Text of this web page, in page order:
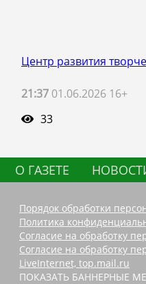
Центр развития
21:37 01.06.2026 16+
33
О ГАЗЕТЕ
Порядок обработки
Политика
Согласие на обработку
Согласие на обработку
LiveInternet, top.mail.ru
ПОКАЗАТЬ БАННЕРНЫЕ